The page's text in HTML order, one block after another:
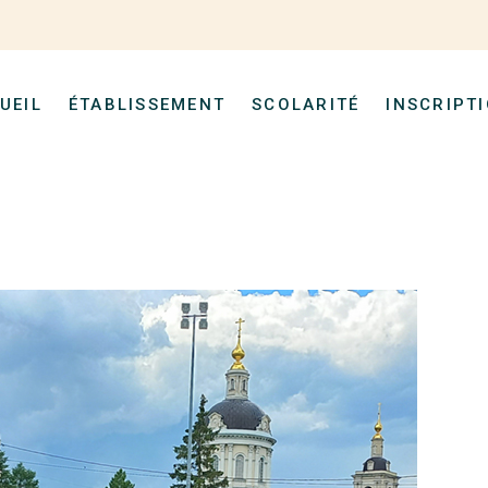
ÉTABLISSEMENT SCOLARITÉ